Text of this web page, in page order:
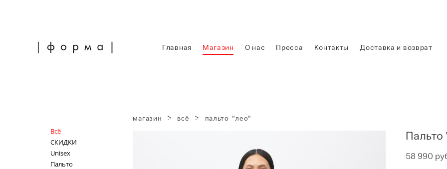
Главная Магазин О нас Пресса Контакты Доставка и возврат
Всё
СКИДКИ
Unisex
Пальто
магазин > всё > пальто "лео"
Пальто
58 990